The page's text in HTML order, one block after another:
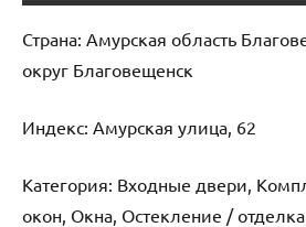
Страна: Амурская область
округ Благовещенск
Индекс: Амурская улица, 62
Категория: Входные двери,
окон, Окна, Остекление /